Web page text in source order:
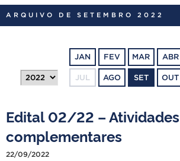
CONCURSOS
EDITAIS
INTERNACIONAL
PORTARIAS
ARQUIVO DE SETEMBRO 2022
JAN FEV MAR ABR
JUL AGO SET OUT
Edital 02/22 – Atividades
complementares
22/09/2022